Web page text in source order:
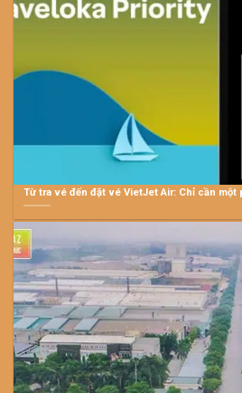
Từ tra vé đến đặt vé VietJet Air: Chỉ cần